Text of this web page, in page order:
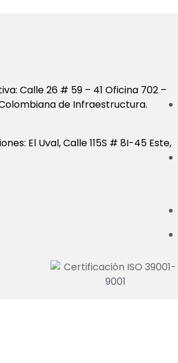
Calle 26 # 59 – 41 Oficina 702 –
de Infraestructura.
El Uval, Calle 115S # 8I-45 Este,